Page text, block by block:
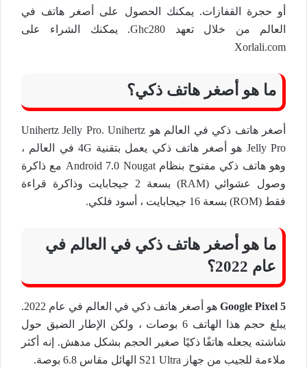
أو حجرة القفازات. يمكنك الحصول على أصغر هاتف في
العالم من خلال تعهد Ghc280. يمكنك الشراء على
Xorlali.com
ما هو أصغر هاتف ذكي؟
أصغر هاتف ذكي في العالم هو Unihertz Jelly Pro. Unihertz
Jelly Pro هو أصغر هاتف ذكي يعمل بتقنية 4G في العالم ،
وهو هاتف ذكي مفتوح بنظام Android 7.0 Nougat مع ذاكرة
وصول عشوائي (RAM) بسعة 2 جيجابايت وذاكرة قراءة
فقط (ROM) بسعة 16 جيجابايت ، أسود فلكي.
ما هو أصغر هاتف ذكي في العالم في
عام 2022؟
Google Pixel 5
هو أصغر هاتف ذكي في العالم في عام 2022.
يبلغ حجم هذا الهاتف 6 بوصات ، ولكن الإطار الضيق حول
شاشته يجعله هاتفًا ذكيًا صغير الحجم بشكل مدهش. إنه أكثر
ملاءمة للجيب من جهاز S21 Ultra الهائل مقاس 6.8 بوصة.